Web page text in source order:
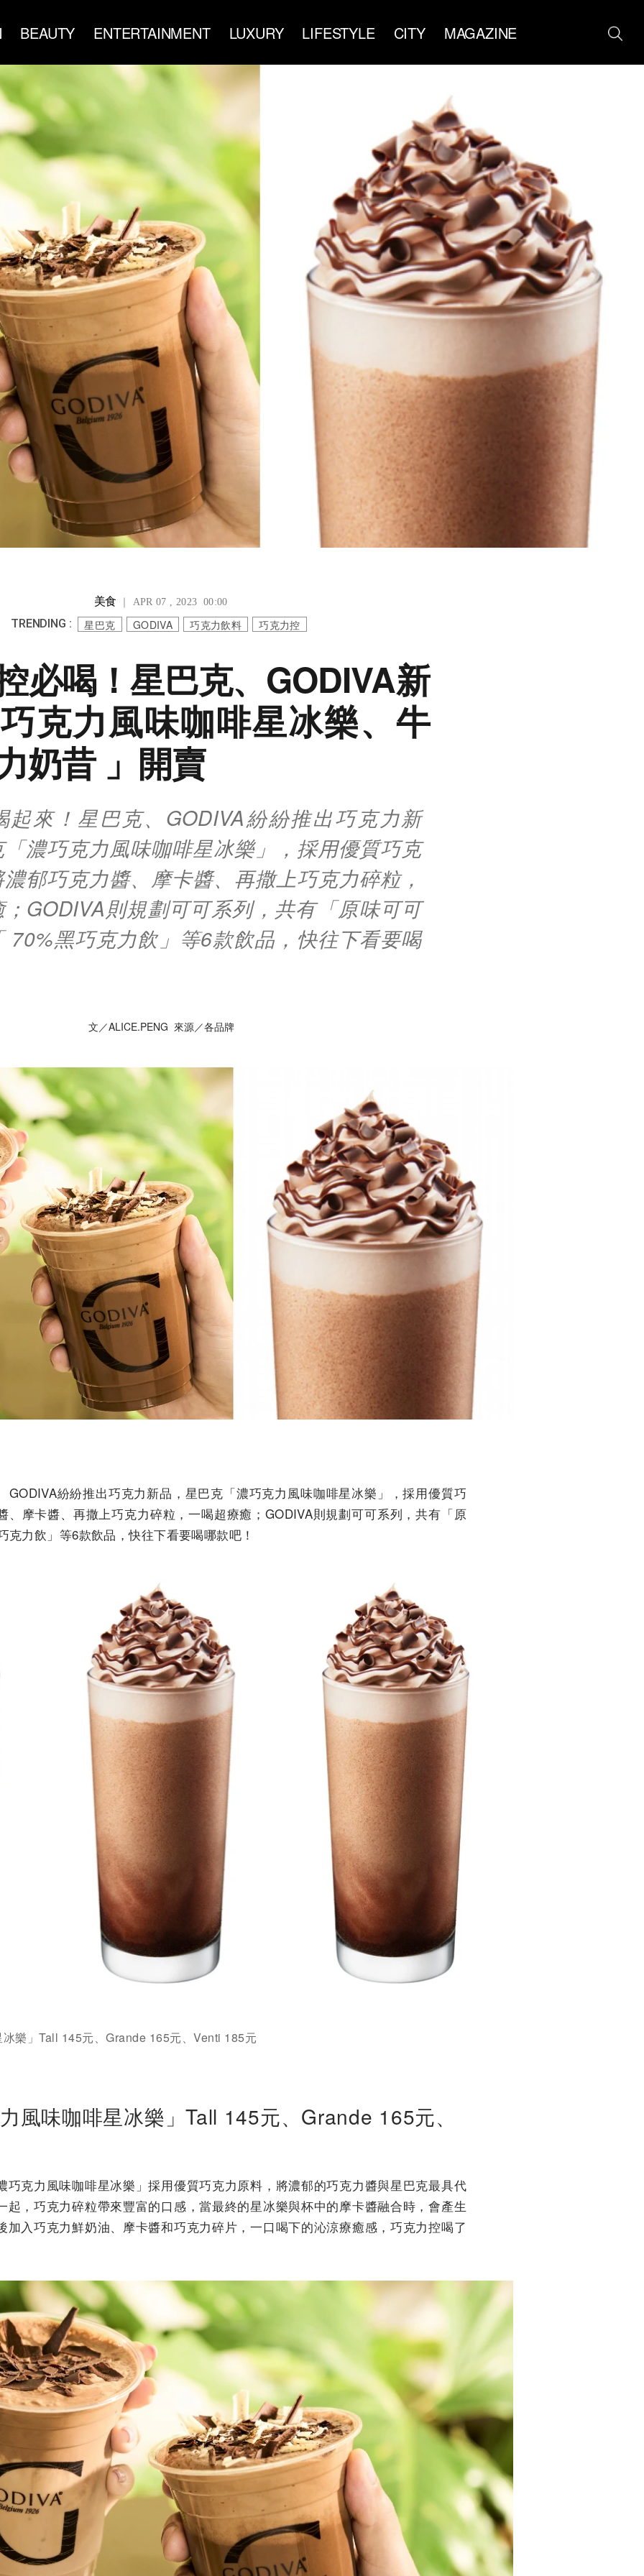
BEAUTY ENTERTAINMENT LUXURY LIFESTYLE CITY MAGAZINE
美食 ｜ APR 07 , 2023 00:00
TRENDING : 星巴克 GODIVA 巧克力飲料 巧克力控
必喝！星巴克、GODIVA新
克力風味咖啡星冰樂、牛
奶昔 」開賣
起來！星巴克、GODIVA紛紛推出巧克力新
濃巧克力風味咖啡星冰樂」，採用優質巧克
郁巧克力醬、摩卡醬、再撒上巧克力碎粒，
GODIVA則規劃可可系列，共有「原味可可
70%黑巧克力飲」等6款飲品，快往下看要喝
文／ALICE.PENG 來源／各品牌
GODIVA紛紛推出巧克力新品，星巴克「濃巧克力風味咖啡星冰樂」，採用優質巧
、摩卡醬、再撒上巧克力碎粒，一喝超療癒；GODIVA則規劃可可系列，共有「原
克力飲」等6款飲品，快往下看要喝哪款吧！
樂」Tall 145元、Grande 165元、Venti 185元
風味咖啡星冰樂」Tall 145元、Grande 165元、
巧克力風味咖啡星冰樂」採用優質巧克力原料，將濃郁的巧克力醬與星巴克最具代
起，巧克力碎粒帶來豐富的口感，當最終的星冰樂與杯中的摩卡醬融合時，會產生
加入巧克力鮮奶油、摩卡醬和巧克力碎片，一口喝下的沁涼療癒感，巧克力控喝了